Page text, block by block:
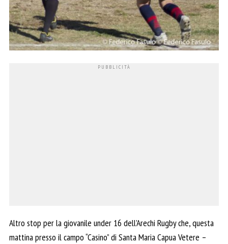
Altro stop per la giovanile under 16 dell’Arechi Rugby che, questa
mattina presso il campo “Casino” di Santa Maria Capua Vetere –